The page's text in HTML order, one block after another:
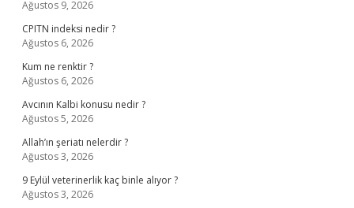
Ağustos 9, 2026
CPITN indeksi nedir ?
Ağustos 6, 2026
Kum ne renktir ?
Ağustos 6, 2026
Avcının Kalbi konusu nedir ?
Ağustos 5, 2026
Allah’ın şeriatı nelerdir ?
Ağustos 3, 2026
9 Eylül veterinerlik kaç binle alıyor ?
Ağustos 3, 2026